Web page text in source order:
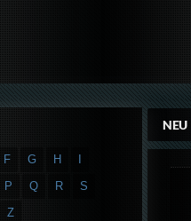
NEU
F G H
P Q R
S
Z